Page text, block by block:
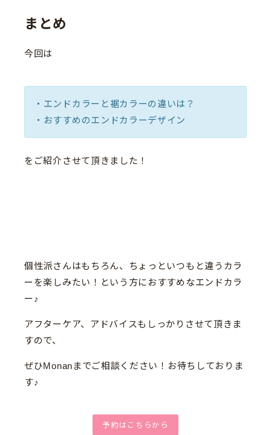
まとめ
今回は
・エンドカラーと裾カラーの違いは？
・おすすめのエンドカラーデザイン
をご紹介させて頂きました！
個性派さんはもちろん、ちょっといつもと違うカラ
ーを楽しみたい！という方におすすめなエンドカラ
ー♪
アフターケア、アドバイスもしっかりさせて頂きま
すので、
ぜひMonanまでご相談ください！お待ちしておりま
す♪
予約はこちらから